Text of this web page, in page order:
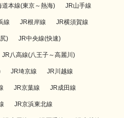
道本線(東京～熱海) JR山手線
線 JR根岸線 JR横須賀線
) JR中央線(快速)
JR八高線(八王子～高麗川)
JR埼京線 JR川越線
JR京葉線 JR成田線
JR京浜東北線